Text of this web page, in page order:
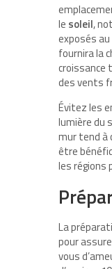
le soleil,
exposés
fournira la
croissance
des vents
Évitez les
lumière du
mur tend à
être
les régions
La
pour
vous